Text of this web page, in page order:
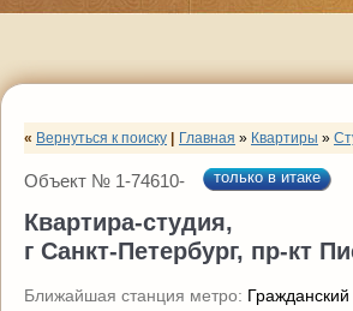
« Вернуться к поиску Главная » Квартиры »
Объект № 1-74610- только в итаке
Квартира-студия,
г Санкт-Петербург, пр-кт
Ближайшая станция метро: Гражданский